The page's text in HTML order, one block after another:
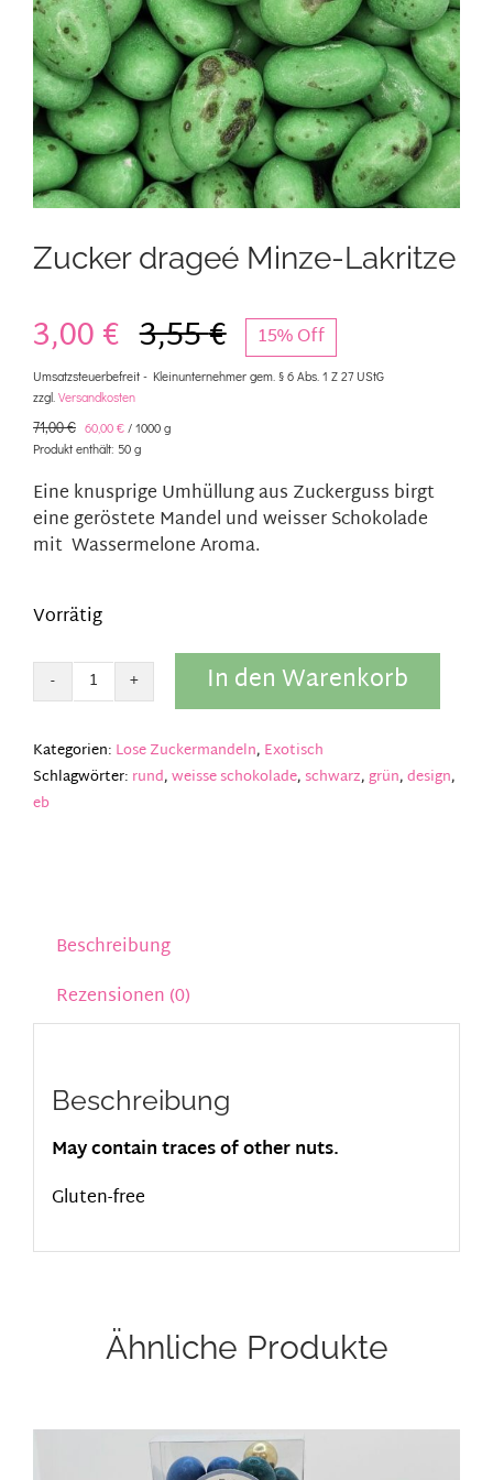
Kontakt
Mein Konto
Warenkorb
Zucker drageé Minze-Lakritze
3,55€Ursprünglicher
war:
3,55 €
3,00€
Aktueller
ist:
3,00 €.
15% Off
Umsatzsteuerbefreit - Kleinunternehmer gem. § 6 Abs. 1 Z 27 UStG
zzgl. Versandkosten
71,00€ 60,00 € / 1000 g
Produkt enthält: 50 g
Eine knusprige Umhüllung aus Zuckerguss birgt
eine geröstete Mandel und weisser Schokolade
mit Wassermelone Aroma.
Vorrätig
Zucker
Minze-
Lakritze
In den Warenkorb
Kategorien: Lose Zuckermandeln, Exotisch
Schlagwörter: rund,weisse schokolade, schwarz,grün,design,
eb
Beschreibung
Rezensionen (0)
Beschreibung
May contain traces of other nuts.
Gluten-free
Ähnliche Produkte